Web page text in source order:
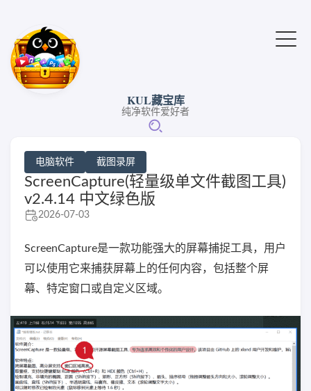
KUL藏宝库
纯净软件爱好者
电脑软件 截图录屏
ScreenCapture(轻量级单文件截图工具)
v2.4.14 中文绿色版
2026-07-03
ScreenCapture是一款功能强大的屏幕捕捉工具，用户
可以使用它来捕获屏幕上的任何内容，包括整个屏
幕、特定窗口或自定义区域。